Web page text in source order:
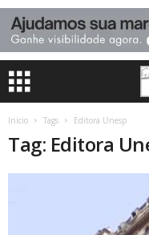
Início Tags Editora Unesp
Tag: Editora